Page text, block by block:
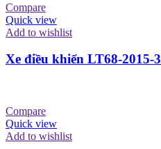
Compare
Quick view
Add to wishlist
Xe điều khiển LT68-2015-3
Compare
Quick view
Add to wishlist